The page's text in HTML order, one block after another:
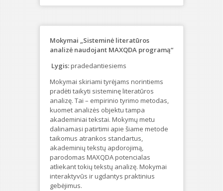
Mokymai „Sisteminė literatūros
analizė naudojant MAXQDA programą“
Lygis:pradedantiesiems
Mokymai skiriami tyrėjams norintiems
pradėti taikyti sisteminę literatūros
analizę. Tai – empirinio tyrimo metodas,
kuomet analizės objektu tampa
akademiniai tekstai. Mokymų metu
dalinamasi patirtimi apie šiame metode
taikomus atrankos standartus,
akademinių tekstų apdorojimą,
parodomas MAXQDA potencialas
atliekant tokių tekstų analizę. Mokymai
interaktyvūs ir ugdantys praktinius
gebėjimus.